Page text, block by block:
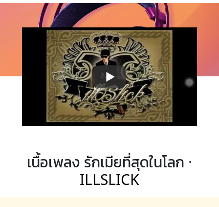
เนื้อเพลง รักเมียที่สุดในโลก ·
ILLSLICK